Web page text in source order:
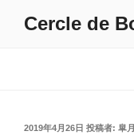
Cercle de
投
2019年4月26日 投稿者: 皐